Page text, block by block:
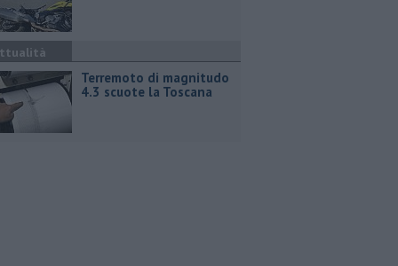
Terremoto di magnitudo
4.3 scuote la Toscana